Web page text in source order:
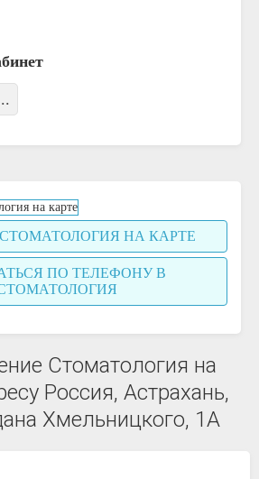
НА КАРТЕ
ПО ТЕЛЕФОНУ В
Стоматология на
Россия, Астрахань,
Хмельницкого, 1А